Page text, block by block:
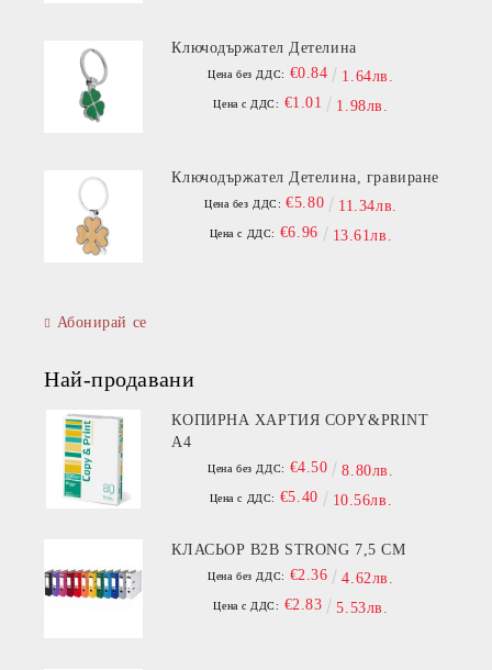
Ключодържател Детелина
Цена без ДДС: €0.84 1.64лв.
Цена с ДДС: €1.01 1.98лв.
Ключодържател Детелина, гравиране
Цена без ДДС: €5.80 11.34лв.
Цена с ДДС: €6.96 13.61лв.
Абонирай се
Най-продавани
КОПИРНА ХАРТИЯ COPY&PRINT
A4
Цена без ДДС: €4.50 8.80лв.
Цена с ДДС: €5.40 10.56лв.
КЛАСЬОР B2B STRONG 7,5 СМ
Цена без ДДС: €2.36 4.62лв.
Цена с ДДС: €2.83 5.53лв.